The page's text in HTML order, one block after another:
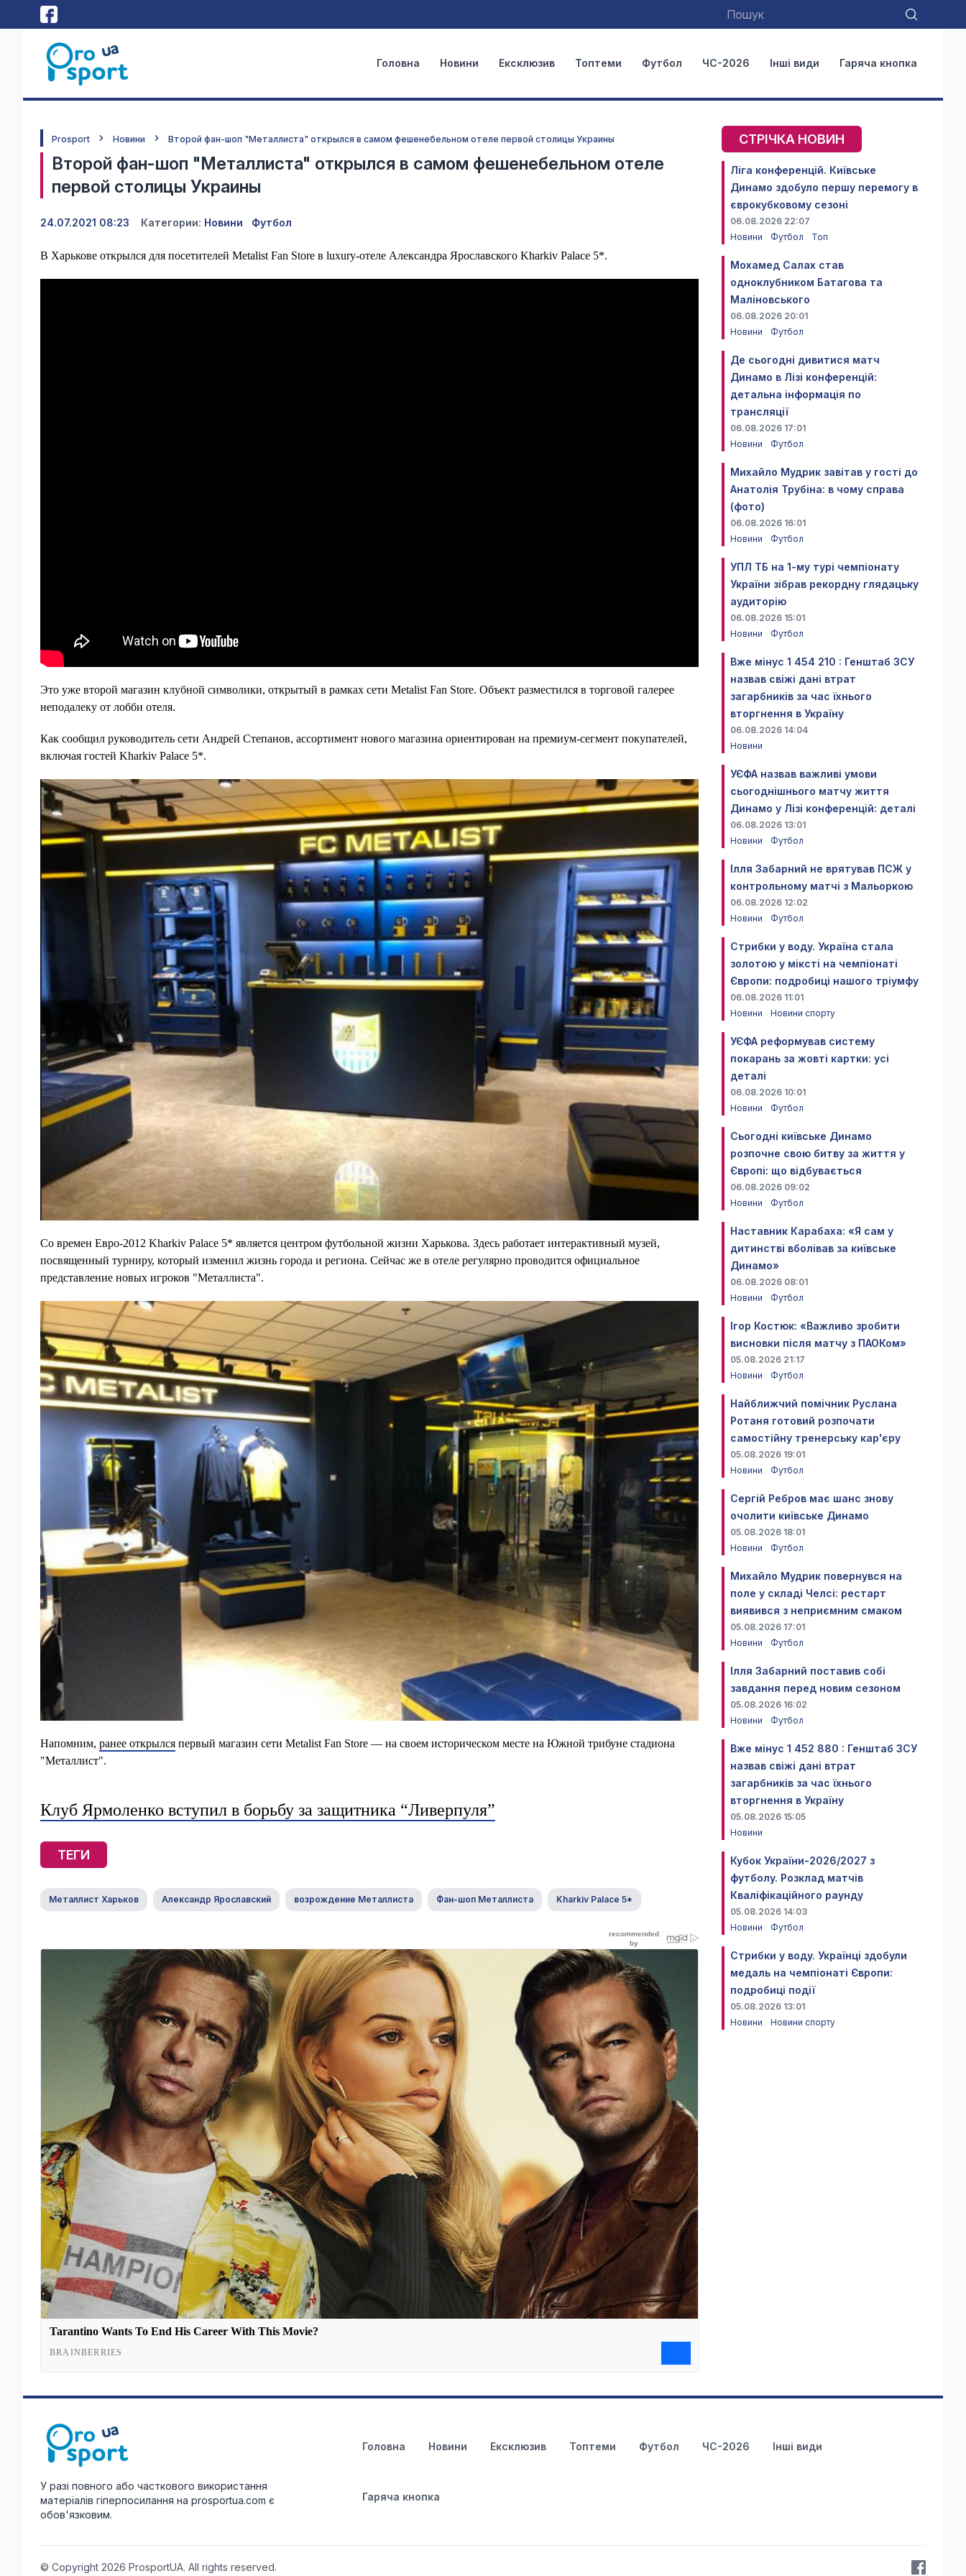
Головна Новини Ексклюзив Топтеми Футбол ЧС-2026 Інші види Гаряча кнопка
Prosport Новини Второй фан-шоп "Металлиста" открылся в самом фешенебельном отеле первой столицы Украины
Второй фан-шоп "Металлиста" открылся в самом фешенебельном отеле
первой столицы Украины
24.07.2021 08:23 Категории: Новини Футбол
В Харькове открылся для посетителей Metalist Fan Store в luxury-отеле Александра Ярославского Kharkiv Palace 5*.
Это уже второй магазин клубной символики, открытый в рамках сети Metalist Fan Store. Объект разместился в торговой галерее
неподалеку от лобби отеля.
Как сообщил руководитель сети Андрей Степанов, ассортимент нового магазина ориентирован на премиум-сегмент покупателей,
включая гостей Kharkiv Palace 5*.
Со времен Евро-2012 Kharkiv Palace 5* является центром футбольной жизни Харькова. Здесь работает интерактивный музей,
посвященный турниру, который изменил жизнь города и региона. Сейчас же в отеле регулярно проводится официальное
представление новых игроков "Металлиста".
Напомним, ранее открылся первый магазин сети Metalist Fan Store — на своем историческом месте на Южной трибуне стадиона
"Металлист".
Клуб Ярмоленко вступил в борьбу за защитника “Ливерпуля”
ТЕГИ
Металлист Харьков Александр Ярославский возрождение Металлиста Фан-шоп Металлиста Kharkiv Palace 5*
СТРІЧКА НОВИН
Ліга конференцій. Київське
Динамо здобуло першу перемогу в
єврокубковому сезоні
06.08.2026 22:07
Новини
Футбол Топ
Мохамед Салах став
одноклубником Батагова та
Маліновського
06.08.2026 20:01
Новини
Футбол
Де сьогодні дивитися матч
Динамо в Лізі конференцій:
детальна інформація по
трансляції
06.08.2026 17:01
Новини
Футбол
Михайло Мудрик завітав у гості до
Анатолія Трубіна: в чому справа
(фото)
06.08.2026 16:01
Новини
Футбол
УПЛ ТБ на 1-му турі чемпіонату
України зібрав рекордну глядацьку
аудиторію
06.08.2026 15:01
Новини
Футбол
Вже мінус 1 454 210 : Генштаб ЗСУ
назвав свіжі дані втрат
загарбників за час їхнього
вторгнення в Україну
06.08.2026 14:04
Новини
УЄФА назвав важливі умови
сьогоднішнього матчу життя
Динамо у Лізі конференцій: деталі
06.08.2026 13:01
Новини
Футбол
Ілля Забарний не врятував ПСЖ у
контрольному матчі з Мальоркою
06.08.2026 12:02
Новини
Футбол
Стрибки у воду. Україна стала
золотою у міксті на чемпіонаті
Європи: подробиці нашого тріумфу
06.08.2026 11:01
Новини
Новини спорту
УЄФА реформував систему
покарань за жовті картки: усі
деталі
06.08.2026 10:01
Новини
Футбол
Сьогодні київське Динамо
розпочне свою битву за життя у
Європі: що відбувається
06.08.2026 09:02
Новини
Футбол
Наставник Карабаха: «Я сам у
дитинстві вболівав за київське
Динамо»
06.08.2026 08:01
Новини
Футбол
Ігор Костюк: «Важливо зробити
висновки після матчу з ПАОКом»
05.08.2026 21:17
Новини
Футбол
Найближчий помічник Руслана
Ротаня готовий розпочати
самостійну тренерську кар'єру
05.08.2026 19:01
Новини
Футбол
Сергій Ребров має шанс знову
очолити київське Динамо
05.08.2026 18:01
Новини
Футбол
Михайло Мудрик повернувся на
поле у складі Челсі: рестарт
виявився з неприємним смаком
05.08.2026 17:01
Новини
Футбол
Ілля Забарний поставив собі
завдання перед новим сезоном
05.08.2026 16:02
Новини
Футбол
Вже мінус 1 452 880 : Генштаб ЗСУ
назвав свіжі дані втрат
загарбників за час їхнього
вторгнення в Україну
05.08.2026 15:05
Новини
Кубок України-2026/2027 з
футболу. Розклад матчів
Кваліфікаційного раунду
05.08.2026 14:03
Новини
Футбол
Стрибки у воду. Українці здобули
медаль на чемпіонаті Європи:
подробиці події
05.08.2026 13:01
Новини
Новини спорту
У разі повного або часткового використання
матеріалів гіперпосилання на prosportua.com є
обов'язковим.
Головна Новини Ексклюзив Топтеми Футбол ЧС-2026 Інші види
Гаряча кнопка
© Copyright 2026 ProsportUA. All rights reserved.